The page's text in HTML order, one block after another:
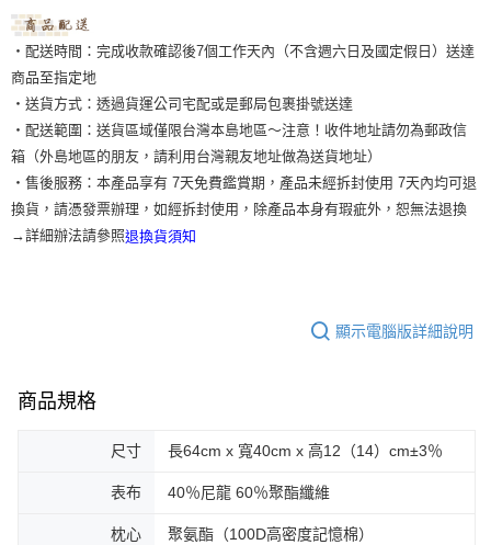
‧配送時間：完成收款確認後7個工作天內（不含週六日及國定假日）送達
商品至指定地
‧送貨方式：透過貨運公司宅配或是郵局包裹掛號送達
‧配送範圍：送貨區域僅限台灣本島地區～注意！收件地址請勿為郵政信
箱（外島地區的朋友，請利用台灣親友地址做為送貨地址）
‧售後服務：本產品享有 7天免費鑑賞期，產品未經拆封使用 7天內均可退
換貨，請憑發票辦理，如經拆封使用，除產品本身有瑕疵外，恕無法退換
→詳細辦法請參照退換貨須知
顯示電腦版詳細說明
商品規格
尺寸 長64cm x 寬40cm x 高12（14）cm±3％
表布 40％尼龍 60％聚酯纖維
枕心 聚氨酯（100D高密度記憶棉）